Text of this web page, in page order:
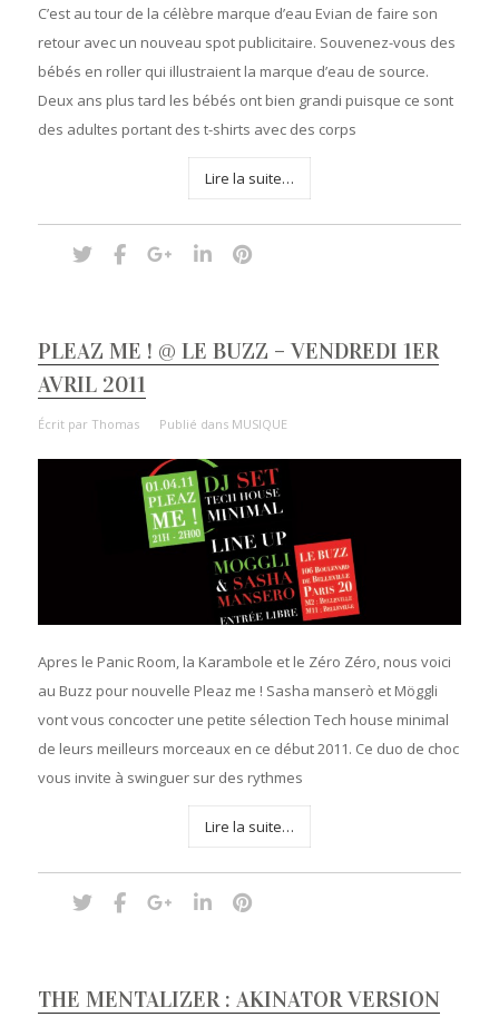
C’est au tour de la célèbre marque d’eau Evian de faire son
retour avec un nouveau spot publicitaire. Souvenez-vous des
bébés en roller qui illustraient la marque d’eau de source.
Deux ans plus tard les bébés ont bien grandi puisque ce sont
des adultes portant des t-shirts avec des corps
Lire la suite…
PLEAZ ME ! @ LE BUZZ – VENDREDI 1ER
AVRIL 2011
Écrit par Thomas Publié dans MUSIQUE
Apres le Panic Room, la Karambole et le Zéro Zéro, nous voici
au Buzz pour nouvelle Pleaz me ! Sasha manserò et Möggli
vont vous concocter une petite sélection Tech house minimal
de leurs meilleurs morceaux en ce début 2011. Ce duo de choc
vous invite à swinguer sur des rythmes
Lire la suite…
THE MENTALIZER : AKINATOR VERSION